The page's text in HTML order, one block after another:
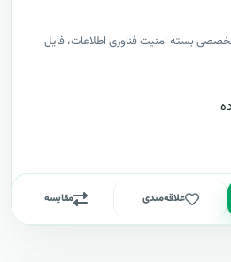
بسته امنیت فناوری اطلاعات، فایل
علاقه‌مندی مقایسه